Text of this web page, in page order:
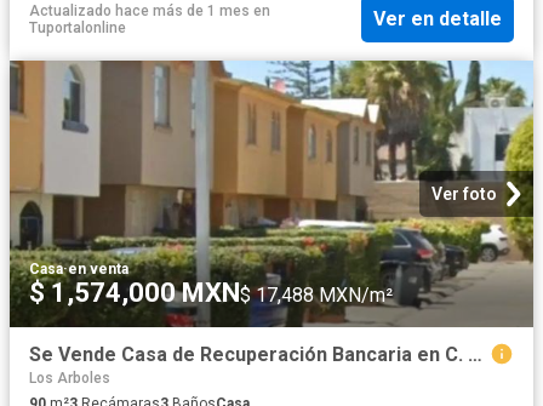
Actualizado hace más de 1 mes en
Tuportalonline
Ver en detalle
Ver foto
Casa·en venta
$ 1,574,000 MXN$ 17,488 MXN/m²
Se Vende Casa de Recuperación Bancaria en C. Tacuba, col. Cortes de la Mesa, Tijuana B.C
Los Arboles